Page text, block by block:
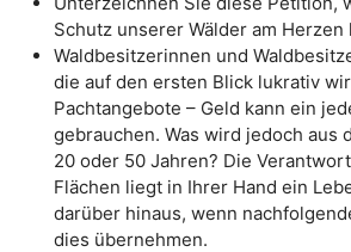
Schutz unserer Wälder am Herzen
Waldbesitzerinnen und
die auf den ersten Blick lukrativ
Pachtangebote – Geld kann ein
gebrauchen. Was wird jedoch aus
20 oder 50 Jahren? Die
Flächen liegt in Ihrer Hand ein
darüber hinaus, wenn
dies übernehmen.